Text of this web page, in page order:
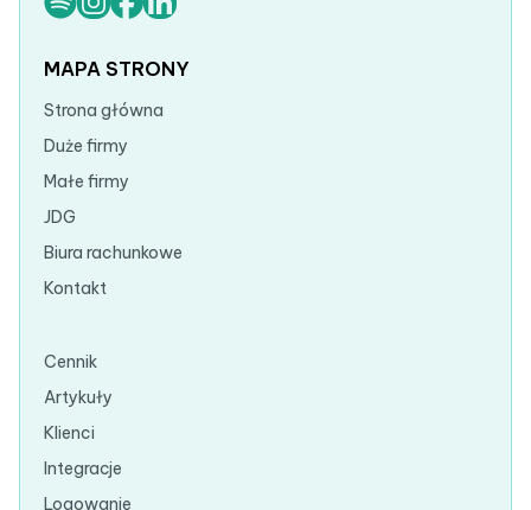
MAPA STRONY
Strona główna
Duże firmy
Małe firmy
JDG
Biura rachunkowe
Kontakt
Cennik
Artykuły
Klienci
Integracje
Logowanie